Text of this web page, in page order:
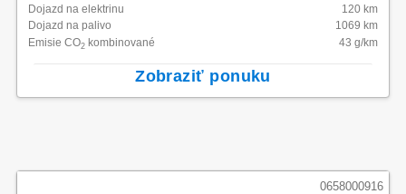
Dojazd na elektrinu
120 km
Dojazd na palivo
1069 km
Emisie CO2kombinované 43 g/km
Zobraziť ponuku
0658000916